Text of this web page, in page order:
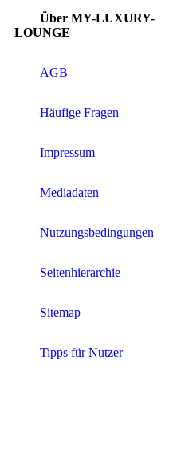
Über MY-LUXURY-
LOUNGE
AGB
Häufige Fragen
Impressum
Mediadaten
Nutzungsbedingungen
Seitenhierarchie
Sitemap
Tipps für Nutzer